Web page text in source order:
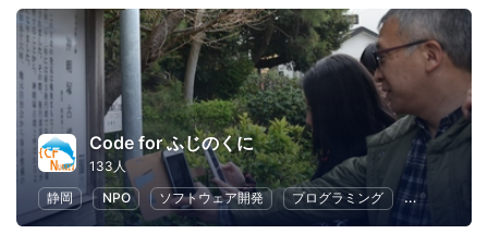
Code for ふじのくに
133人
静岡
NPO ソフトウェア開発 プログラミング ハッカソン